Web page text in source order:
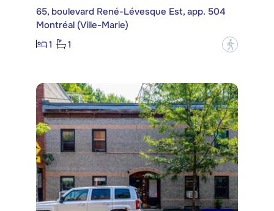
65, boulevard René-Lévesque Est, app. 504
Montréal (Ville-Marie)
1
1 ?